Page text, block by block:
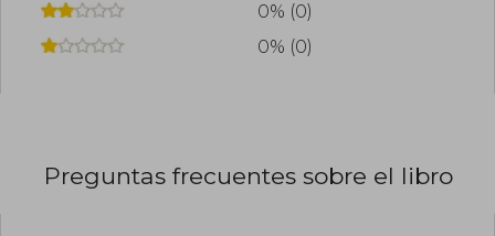
0% (0)
0% (0)
Preguntas frecuentes sobre el libro